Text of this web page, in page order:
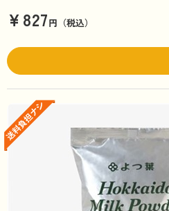
¥827円（税込）